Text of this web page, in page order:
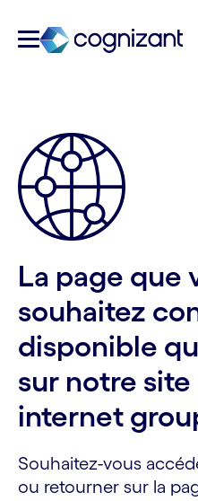
La page que
souhaitez
disponible
sur notre site
internet
Souhaitez-vous
ou retourner sur la